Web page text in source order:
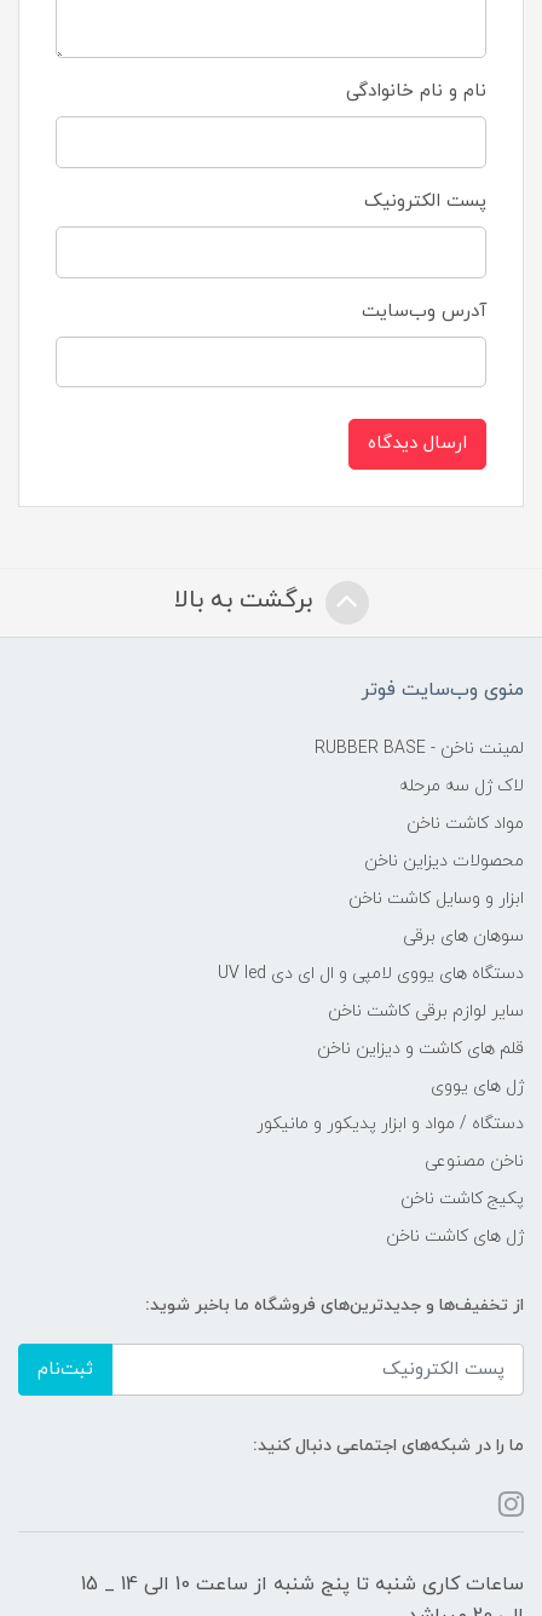
نام و نام خانوادگی
پست الکترونیک
آدرس وب‌سایت
ارسال دیدگاه
برگشت به بالا
منوی وب‌سایت فوتر
لمینت ناخن - RUBBER BASE
لاک ژل سه مرحله
مواد کاشت ناخن
محصولات دیزاین ناخن
ابزار و وسایل کاشت ناخن
سوهان های برقی
دستگاه های یووی لامپی و ال ای دی UV led
سایر لوازم برقی کاشت ناخن
قلم های کاشت و دیزاین ناخن
ژل های یووی
دستگاه / مواد و ابزار پدیکور و مانیکور
ناخن مصنوعی
پکیج کاشت ناخن
ژل های کاشت ناخن
از تخفیف‌ها و جدیدترین‌های فروشگاه ما باخبر شوید:
ثبت‌نام
ما را در شبکه‌های اجتماعی دنبال کنید:
ساعات کاری شنبه تا پنج شنبه از ساعت 10 الی 14 _ 15